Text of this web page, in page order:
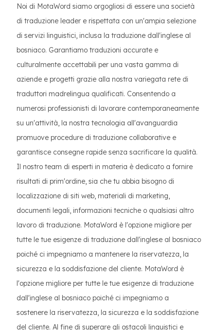
Noi di MotaWord siamo orgogliosi di essere una società
di traduzione leader e rispettata con un'ampia selezione
di servizi linguistici, inclusa la traduzione dall'inglese al
bosniaco. Garantiamo traduzioni accurate e
culturalmente accettabili per una vasta gamma di
aziende e progetti grazie alla nostra variegata rete di
traduttori madrelingua qualificati. Consentendo a
numerosi professionisti di lavorare contemporaneamente
su un'attività, la nostra tecnologia all'avanguardia
promuove procedure di traduzione collaborative e
garantisce consegne rapide senza sacrificare la qualità.
Il nostro team di esperti in materia è dedicato a fornire
risultati di prim'ordine, sia che tu abbia bisogno di
localizzazione di siti web, materiali di marketing,
documenti legali, informazioni tecniche o qualsiasi altro
lavoro di traduzione. MotaWord è l'opzione migliore per
tutte le tue esigenze di traduzione dall'inglese al bosniaco
poiché ci impegniamo a mantenere la riservatezza, la
sicurezza e la soddisfazione del cliente. MotaWord è
l'opzione migliore per tutte le tue esigenze di traduzione
dall'inglese al bosniaco poiché ci impegniamo a
sostenere la riservatezza, la sicurezza e la soddisfazione
del cliente. Al fine di superare gli ostacoli linguistici e